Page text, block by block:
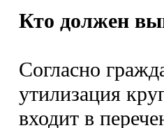
Кто должен
Согласно
утилизация
входит в